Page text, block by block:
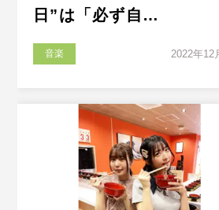
日”は「必ず自…
音楽 2022年12